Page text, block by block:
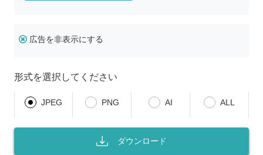
広告を非表示にする
形式を選択してください
JPEG PNG AI ALL
ダウンロード